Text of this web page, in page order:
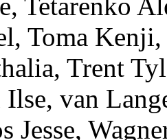
, Tetarenko
, Toma Kenji,
, Trent
Ilse, van
Jesse,